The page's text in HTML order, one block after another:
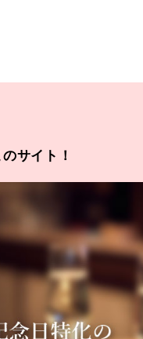
サイト！